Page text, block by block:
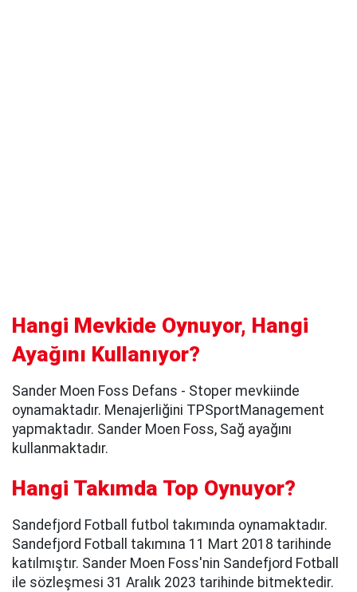
Hangi Mevkide Oynuyor, Hangi
Ayağını Kullanıyor?
Sander Moen Foss Defans - Stoper mevkiinde
oynamaktadır. Menajerliğini TPSportManagement
yapmaktadır. Sander Moen Foss, Sağ ayağını
kullanmaktadır.
Hangi Takımda Top Oynuyor?
Sandefjord Fotball futbol takımında oynamaktadır.
Sandefjord Fotball takımına 11 Mart 2018 tarihinde
katılmıştır. Sander Moen Foss'nin Sandefjord Fotball
ile sözleşmesi 31 Aralık 2023 tarihinde bitmektedir.